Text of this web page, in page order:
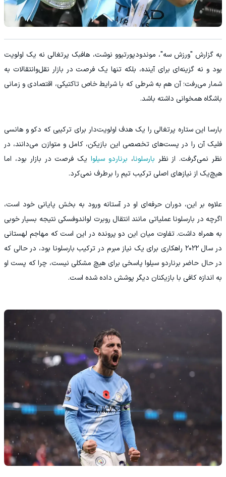
به گزارش "ورزش سه"، موندودپورتیوو نوشت، هافبک پرتغالی نه یک اولویت
بود و نه گزینه‌ای برای آینده، بلکه تنها یک فرصت در بازار نقل‌وانتقالات به
شمار می‌رفت؛ آن هم به شرطی که با شرایط خاص تاکتیکی، اقتصادی و زمانی
باشگاه همخوانی داشته باشد.
بارسا این ستاره پرتغالی را یک هدف اولویت‌دار برای ترکیبی که دکو و هانسی
فلیک آن را در پست‌های تخصصی این بازیکن، کامل و متوازن می‌دانند، در
نظر نمی‌گرفت. از نظر بارسلونا، برناردو سیلوا یک فرصت در بازار بود، اما
هیچ‌یک از نیازهای اصلی ترکیب تیم را برطرف نمی‌کرد.
علاوه بر این، دوران حرفه‌ای او در آستانه ورود به بخش پایانی خود است،
اگرچه در بارسلونا عملیاتی مانند انتقال روبرت لواندوفسکی نتیجه بسیار خوبی
به همراه داشت. تفاوت میان این دو پرونده در این است که مهاجم لهستانی
در سال ۲۰۲۲ راهکاری برای یک نیاز مبرم در ترکیب بارسلونا بود، در حالی که
در حال حاضر برناردو سیلوا پاسخی برای هیچ مشکلی نیست، چرا که پست او
به اندازه کافی با بازیکنان دیگر پوشش داده شده است.